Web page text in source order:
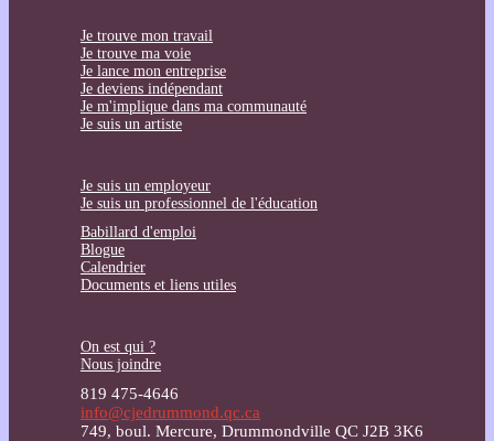
Je trouve mon travail
Je trouve ma voie
Je lance mon entreprise
Je deviens indépendant
Je m'implique dans ma communauté
Je suis un artiste
Je suis un employeur
Je suis un professionnel de l'éducation
Babillard d'emploi
Blogue
Calendrier
Documents et liens utiles
On est qui ?
Nous joindre
819 475-4646
info@cjedrummond.qc.ca
749, boul. Mercure, Drummondville QC J2B 3K6